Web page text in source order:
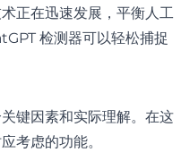
正在迅速发展，平衡人工
检测器可以轻松捕捉
键因素和实际理解。在这
考虑的功能。